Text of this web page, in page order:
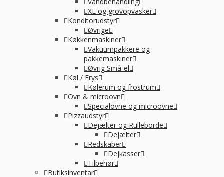
XL og grovopvasker
Konditorudstyr
Øvrige
Køkkenmaskiner
Vakuumpakkere og
pakkemaskiner
Øvrig Små-el
Køl / Frys
Kølerum og frostrum
Ovn & microovn
Specialovne og microovne
Pizzaudstyr
Dejælter og Rulleborde
Dejælter
Redskaber
Dejkasser
Tilbehør
Butiksinventar